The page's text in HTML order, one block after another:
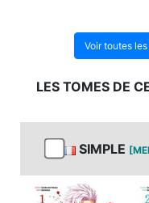
Voir toutes
LES TOMES DE
SIMPLE